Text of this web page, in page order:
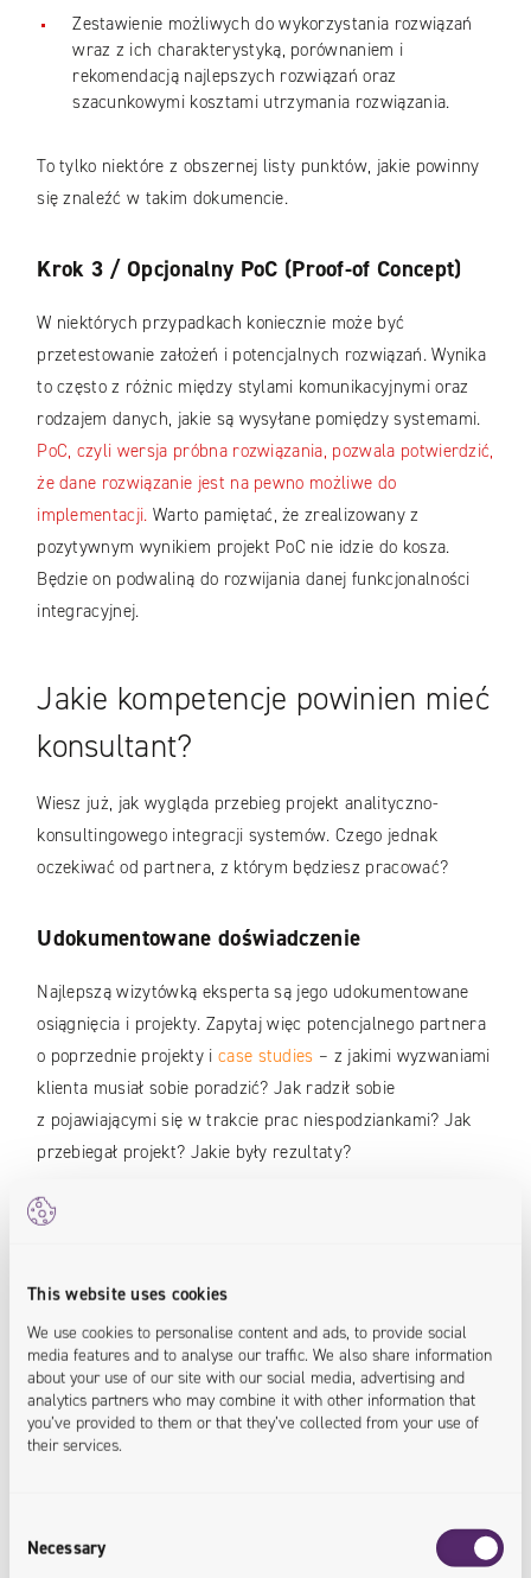
This website uses cookies
We use cookies to personalise content and ads, to provide social
media features and to analyse our traffic. We also share information
about your use of our site with our social media, advertising and
analytics partners who may combine it with other information that
you’ve provided to them or that they’ve collected from your use of
their services.
Selection
Necessary
Zestawienie możliwych do wykorzystania rozwiązań
wraz z ich charakterystyką, porównaniem i
rekomendacją najlepszych rozwiązań oraz
szacunkowymi kosztami utrzymania rozwiązania.
To tylko niektóre z obszernej listy punktów, jakie powinny
się znaleźć w takim dokumencie.
Krok 3 / Opcjonalny PoC (Proof-of Concept)
W niektórych przypadkach koniecznie może być
przetestowanie założeń i potencjalnych rozwiązań. Wynika
to często z różnic między stylami komunikacyjnymi oraz
rodzajem danych, jakie są wysyłane pomiędzy systemami.
PoC, czyli wersja próbna rozwiązania, pozwala potwierdzić,
że dane rozwiązanie jest na pewno możliwe do
implementacji. Warto pamiętać, że zrealizowany z
pozytywnym wynikiem projekt PoC nie idzie do kosza.
Będzie on podwaliną do rozwijania danej funkcjonalności
integracyjnej.
Jakie kompetencje powinien mieć
konsultant?
Wiesz już, jak wygląda przebieg projekt analityczno-
konsultingowego integracji systemów. Czego jednak
oczekiwać od partnera, z którym będziesz pracować?
Udokumentowane doświadczenie
Najlepszą wizytówką eksperta są jego udokumentowane
osiągnięcia i projekty. Zapytaj więc potencjalnego partnera
o poprzednie projekty i case studies – z jakimi wyzwaniami
klienta musiał sobie poradzić? Jak radził sobie
z pojawiającymi się w trakcie prac niespodziankami? Jak
przebiegał projekt? Jakie były rezultaty?
Szukaj technologicznych agnostyków
kierunku tylko jednejtechnologii
wszystkim, niezależnie od tego, czy pasuje do danej
sytuacji czy nie. Na etapie procesu decyzyjnego kluczowe
jest poznanie różnych opcji, ich plusów, minusów oraz
możliwości wdrożenia w Twojej firmie.
projektu